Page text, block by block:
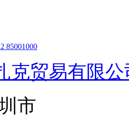
85001000
克贸易有限公
市